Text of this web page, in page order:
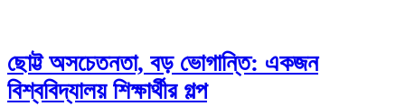
ছোট্ট অসচেতনতা, বড় ভোগান্তি: একজন
বিশ্ববিদ্যালয় শিক্ষার্থীর গল্প